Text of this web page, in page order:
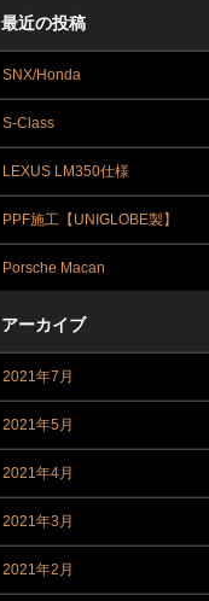
最近の投稿
SNX/Honda
S-Class
LEXUS LM350仕様
PPF施工【UNIGLOBE製】
Porsche Macan
アーカイブ
2021年7月
2021年5月
2021年4月
2021年3月
2021年2月